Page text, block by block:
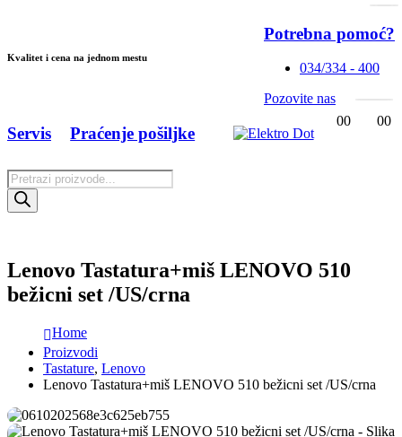
Kvalitet i cena na jednom mestu
Potrebna pomoć?
034/334 - 400
Pozovite nas
Products
search
Servis Praćenje pošiljke
00 00
Lenovo Tastatura+miš LENOVO 510
bežicni set /US/crna
Home
Proizvodi
Tastature, Lenovo
Lenovo Tastatura+miš LENOVO 510 bežicni set /US/crna